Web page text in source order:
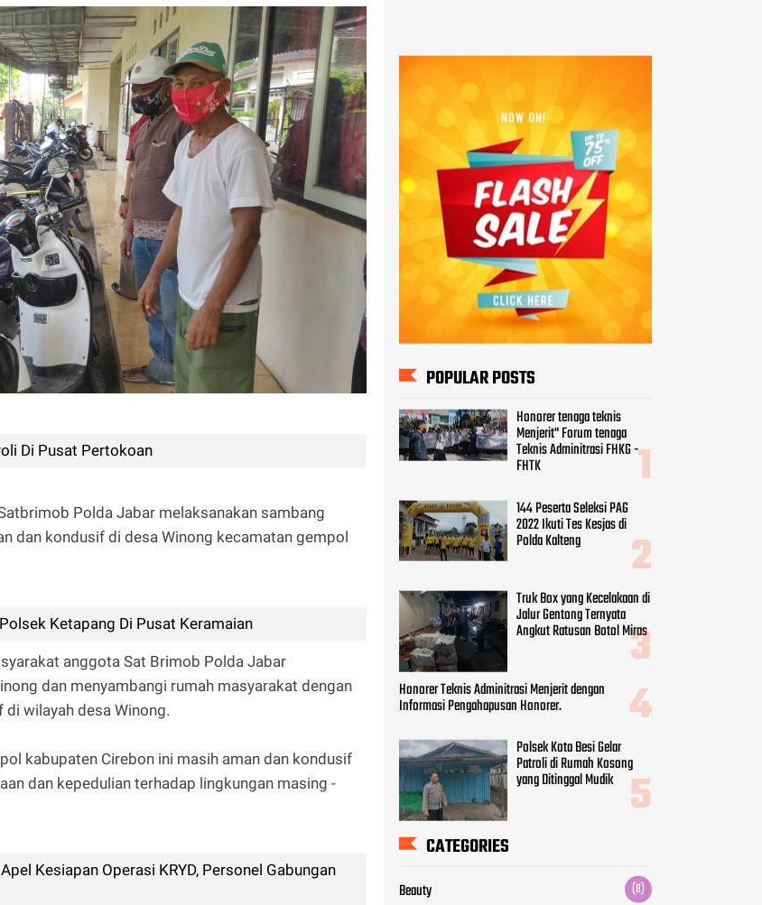
Di Pusat Pertokoan‎
Polda Jabar melaksanakan sambang
dan kondusif di desa Winong kecamatan gempol
Ketapang Di Pusat Keramaian
anggota Sat Brimob Polda Jabar
dan menyambangi rumah masyarakat dengan
wilayah desa Winong.
kabupaten Cirebon ini masih aman dan kondusif
dan kepedulian terhadap lingkungan masing -
Kesiapan Operasi KRYD, Personel Gabungan
POPULAR POSTS
Honorer tenaga teknis
Menjerit" Forum tenaga
Teknis Adminitrasi FHKG -
FHTK
144 Peserta Seleksi PAG
2022 Ikuti Tes Kesjas di
Polda Kalteng
Truk Box yang Kecelakaan di
Jalur Gentong Ternyata
Angkut Ratusan Botol Miras
Honorer Teknis Adminitrasi Menjerit dengan
Informasi Pengahapusan Honorer.
Polsek Kota Besi Gelar
Patroli di Rumah Kosong
yang Ditinggal Mudik
CATEGORIES
Beauty (8)